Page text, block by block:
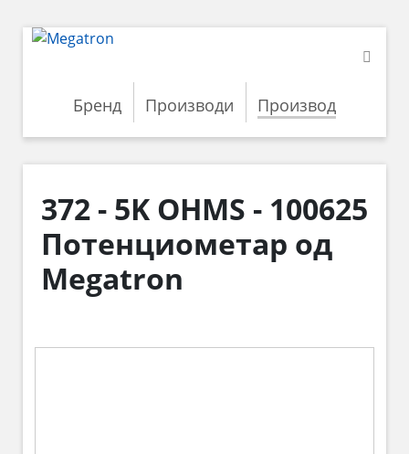
Бренд Производи Производ
372 - 5K OHMS - 100625
Потенциометар од
Megatron